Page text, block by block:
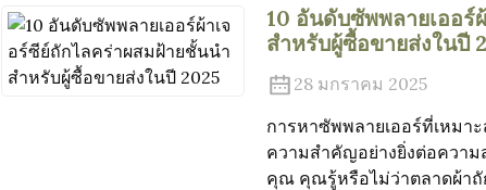
10 อันดับซัพพลายเออร์
สำหรับผู้ซื้อขายส่งในปี
28 มกราคม 2025
การหาซัพพลายเออร์ที่เหมา
ความสำคัญอย่างยิ่งต่อความ
คุณ คุณรู้หรือไม่ว่าตลาดผ้าถั